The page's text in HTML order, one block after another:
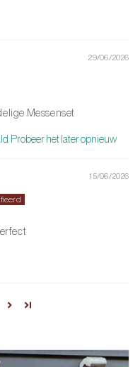
29/06/2026
Messenset
Probeer het later opnieuw
15/06/2026